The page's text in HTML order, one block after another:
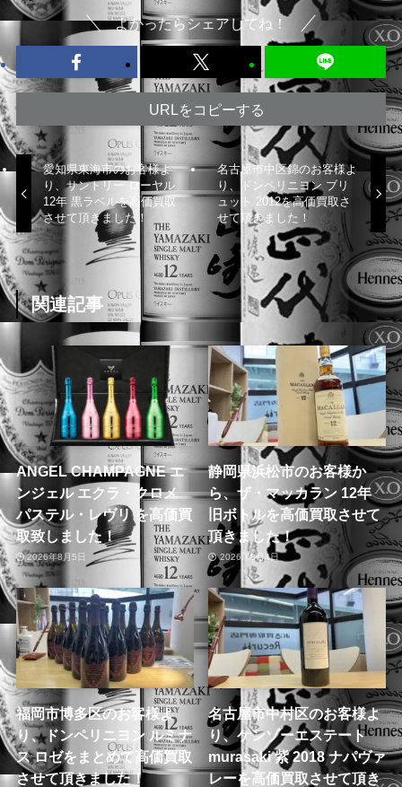
よかったらシェアしてね！
URLをコピーする
愛知県東海市のお客様よ
り、サントリー ローヤル
12年 黒ラベルを高価買取
させて頂きました！
名古屋市中区錦のお客様よ
り、ドンペリニヨン ブリ
ュット 2012を高価買取さ
せて頂きました！
関連記事
ANGEL CHAMPAGNE エ
ンジェル エクラ・クロメ
パステル・レヴリ を高価買
取致しました！
2026年8月5日
静岡県浜松市のお客様か
ら、ザ・マッカラン 12年
旧ボトルを高価買取させて
頂きました！
2026年8月4日
福岡市博多区のお客様よ
り、ドンペリニヨン ルミナ
ス ロゼをまとめて高価買取
させて頂きました！
名古屋市中村区のお客様よ
り、ケンゾーエステート
murasaki 紫 2018 ナパヴァ
レーを高価買取させて頂き